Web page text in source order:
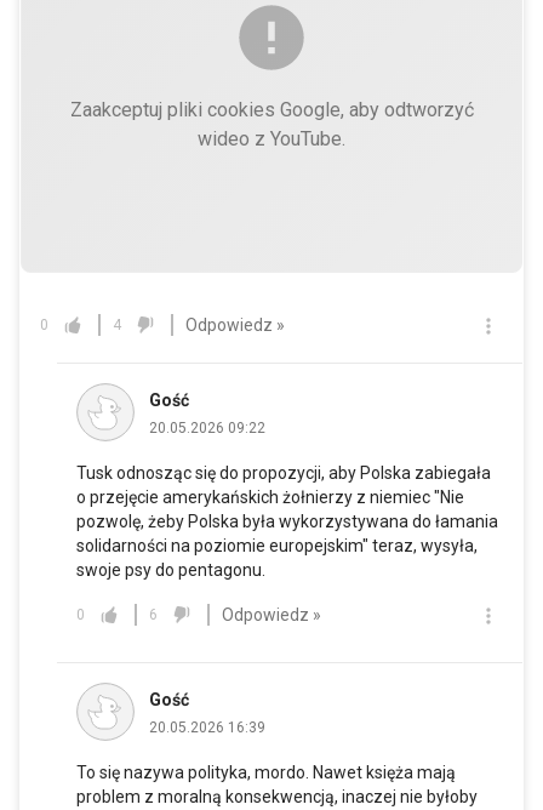
Zaakceptuj pliki cookies Google, aby odtworzyć
wideo z YouTube.
0 4 Odpowiedz »
Gość
20.05.2026 09:22
Tusk odnosząc się do propozycji, aby Polska zabiegała
o przejęcie amerykańskich żołnierzy z niemiec "Nie
pozwolę, żeby Polska była wykorzystywana do łamania
solidarności na poziomie europejskim" teraz, wysyła,
swoje psy do pentagonu.
0 6 Odpowiedz »
Gość
20.05.2026 16:39
To się nazywa polityka, mordo. Nawet księża mają
problem z moralną konsekwencją, inaczej nie byłoby